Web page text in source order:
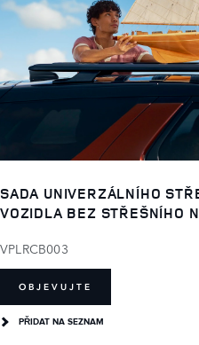
SADA UNIVERZÁLNÍHO
VOZIDLA BEZ STŘEŠNÍHO
VPLRCB003
OBJEVUJTE
PŘIDAT NA SEZNAM